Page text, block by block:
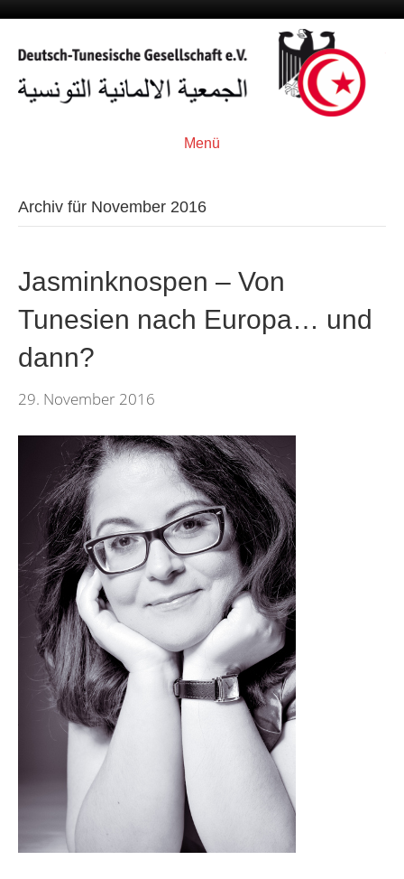
Menü
Archiv für November 2016
Jasminknospen – Von
Tunesien nach Europa… und
dann?
29. November 2016